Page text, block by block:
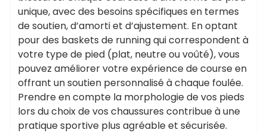
unique, avec des besoins spécifiques en termes
de soutien, d’amorti et d’ajustement. En optant
pour des baskets de running qui correspondent à
votre type de pied (plat, neutre ou voûté), vous
pouvez améliorer votre expérience de course en
offrant un soutien personnalisé à chaque foulée.
Prendre en compte la morphologie de vos pieds
lors du choix de vos chaussures contribue à une
pratique sportive plus agréable et sécurisée.